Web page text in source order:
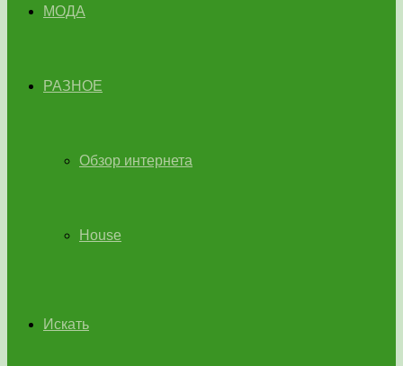
МОДА
РАЗНОЕ
Обзор интернета
House
Искать